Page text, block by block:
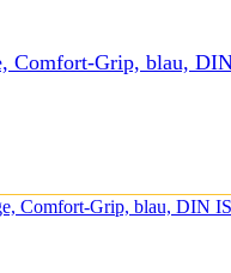
Comfort-Grip, blau,